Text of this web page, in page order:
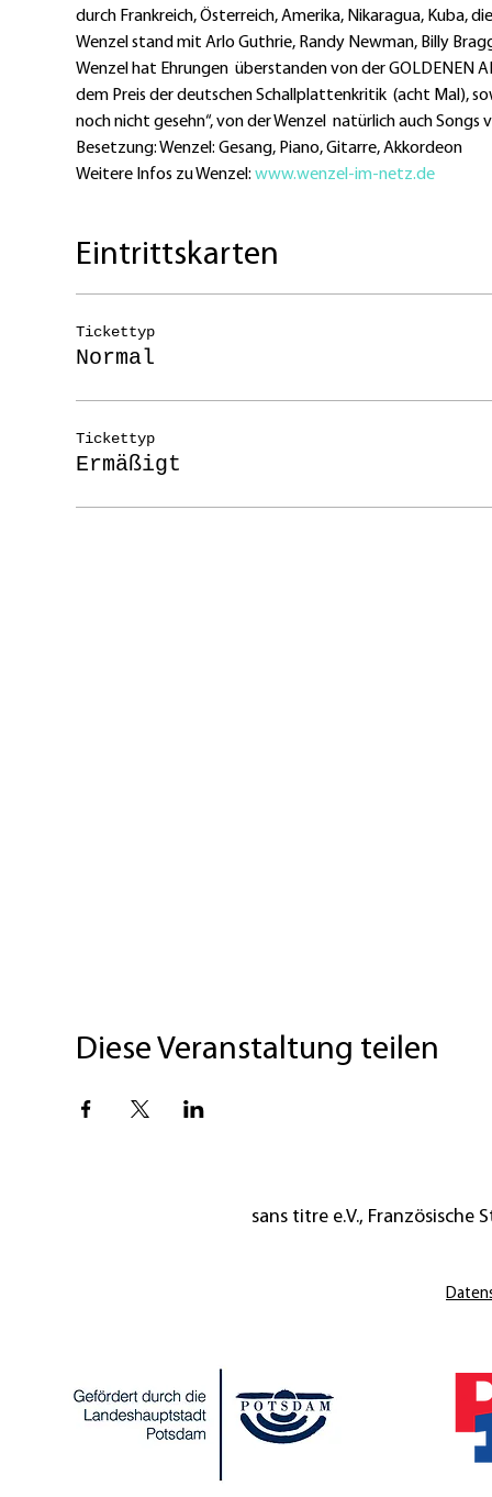
durch Frankreich, Österreich, Amerika, Nikaragua, Kuba, die
Wenzel stand mit Arlo Guthrie, Randy Newman, Billy
Wenzel hat Ehrungen  überstanden von der GOLDENEN
dem Preis der deutschen Schallplattenkritik  (acht Mal),
noch nicht gesehn“, von der Wenzel  natürlich auch
Besetzung: Wenzel: Gesang, Piano, Gitarre, Akkordeon
Weitere Infos zu Wenzel: www.wenzel-im-netz.de
Eintrittskarten
Tickettyp
Normal
Tickettyp
Ermäßigt
Diese Veranstaltung teilen
sans titre e.V., Französische